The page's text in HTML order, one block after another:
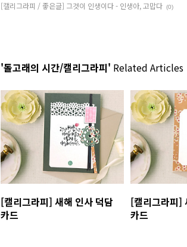
[캘리그라피 / 좋은글] 그것이 인생이다 - 인생아, 고맙다 (0)
'돌고래의 시간/캘리그라피' Related Articles
[캘리그라피] 새해 인사 덕담
카드
[캘리그라피]
카드